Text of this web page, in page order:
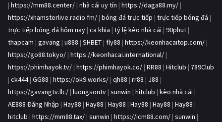
| https://mm88.center/ | nhà cái uy tín | https://daga88.my/ |
https://xhamsterlive.radio.fm/ | bóng đá trực tiếp | trực tiếp bóng đá |
trực tiếp bóng đá hôm nay | ca khia | tỷ lệ kèo nhà cái | 90phut |
thapcam | gavang | u888 | SHBET | fly88 | https://keonhacaitop.com/ |
https://go88.tokyo/ | https://keonhacai.international/ |
https://phimhayok.tv/ | https://phimhayok.co/ | RR88 | Hitclub | 789Club
| ck444| GG88 | https://ok9.works/ | qh88 | rr88 | J88 |
https://gavangtv.llc/ | luongsontv | sunwin | hitclub | kèo nhà cái |
AE888 Đăng Nhập | Hay88 | Hay88 | Hay88 | Hay88 | Hay88 | Hay88 |
hitclub | https://mm88.tax/ | sunwin | https://icm88.com/ | sunwin |